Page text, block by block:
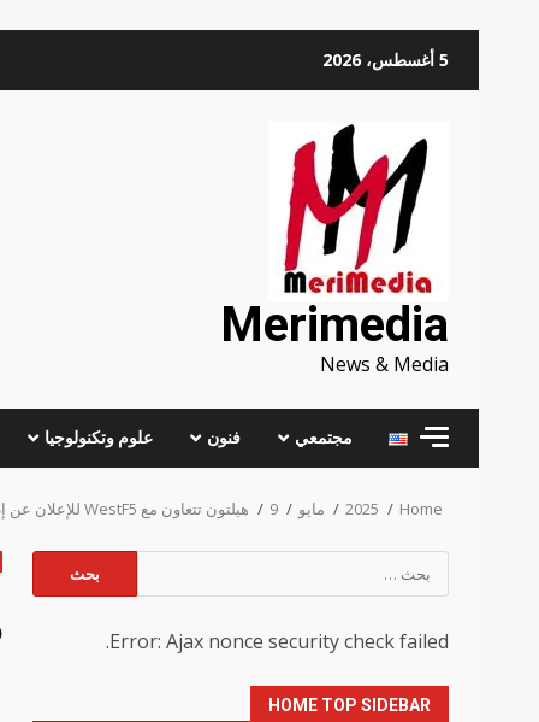
5 أغسطس، 2026
Merimedia
News & Media
مجتمعي فنون علوم وتكنولوجيا
Home
2025 مايو 9 هيلتون تتعاون مع WestF5 للإعلان عن إطلاق مشروع دبل تري باي هيلتون ريزيدنسز، جميرا جاردن سيتي بدبي
عن:
Error: Ajax nonce security check failed.
HOME TOP SIDEBAR